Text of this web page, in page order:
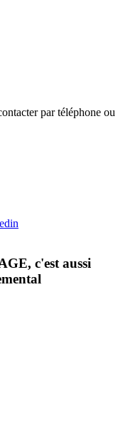
par téléphone ou
c'est aussi